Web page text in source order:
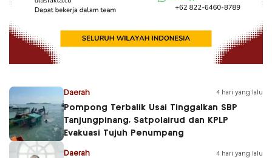
Daerah 4 hari yang lalu
Pompong Terbalik Usai Tinggalkan SBP
Tanjungpinang, Satpolairud dan KPLP
Evakuasi Tujuh Penumpang
Daerah 4 hari yang lalu